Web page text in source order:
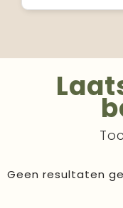
Geen resultaten